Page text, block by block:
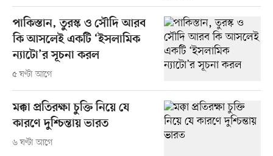
পাকিস্তান, তুরস্ক ও সৌদি আরব
কি আসলেই একটি ‘ইসলামিক
ন্যাটো’র সূচনা করল
৫ ঘণ্টা আগে
মক্কা প্রতিরক্ষা চুক্তি নিয়ে যে
কারণে দুশ্চিন্তায় ভারত
৬ ঘণ্টা আগে